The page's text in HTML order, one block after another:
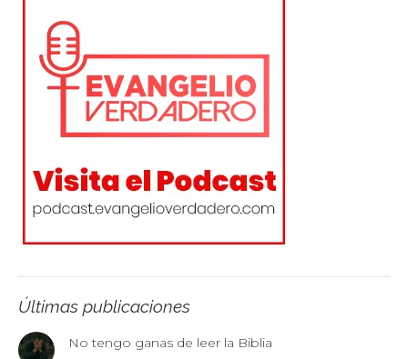
Últimas publicaciones
No tengo ganas de leer la Biblia